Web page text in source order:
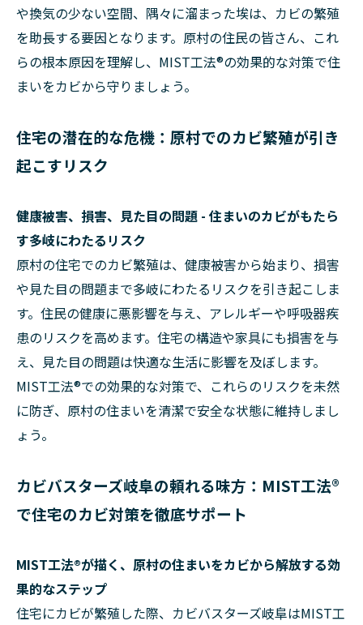
や換気の少ない空間、隅々に溜まった埃は、カビの繁殖
を助長する要因となります。原村の住民の皆さん、これ
らの根本原因を理解し、MIST工法®の効果的な対策で住
まいをカビから守りましょう。
住宅の潜在的な危機：原村でのカビ繁殖が引き
起こすリスク
健康被害、損害、見た目の問題 - 住まいのカビがもたら
す多岐にわたるリスク
原村の住宅でのカビ繁殖は、健康被害から始まり、損害
や見た目の問題まで多岐にわたるリスクを引き起こしま
す。住民の健康に悪影響を与え、アレルギーや呼吸器疾
患のリスクを高めます。住宅の構造や家具にも損害を与
え、見た目の問題は快適な生活に影響を及ぼします。
MIST工法®での効果的な対策で、これらのリスクを未然
に防ぎ、原村の住まいを清潔で安全な状態に維持しまし
ょう。
カビバスターズ岐阜の頼れる味方：MIST工法®
で住宅のカビ対策を徹底サポート
MIST工法®が描く、原村の住まいをカビから解放する効
果的なステップ
住宅にカビが繁殖した際、カビバスターズ岐阜はMIST工